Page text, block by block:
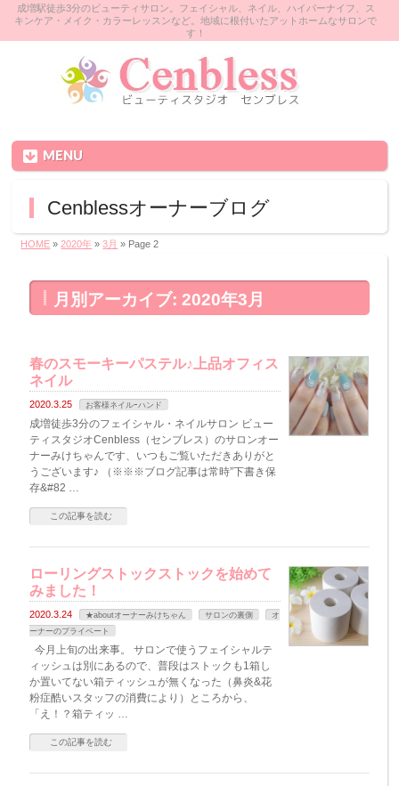
成増駅徒歩3分のビューティサロン。フェイシャル、ネイル、ハイパーナイフ、ス
キンケア・メイク・カラーレッスンなど。地域に根付いたアットホームなサロンで
す！
MENU
Cenblessオーナーブログ
HOME »2020年 »3月 » Page 2
月別アーカイブ: 2020年3月
春のスモーキーパステル♪上品オフィス
ネイル
2020.3.25 お客様ネイルｰハンド
成増徒歩3分のフェイシャル・ネイルサロン ビュー
ティスタジオCenbless（センブレス）のサロンオー
ナーみけちゃんです、いつもご覧いただきありがと
うございます♪ （※※※ブログ記事は常時”下書き保
存&#82 …
この記事を読む
ローリングストックストックを始めて
みました！
2020.3.24 ★aboutオーナーみけちゃん サロンの裏側
オ
ーナーのプライベート
今月上旬の出来事。 サロンで使うフェイシャルテ
ィッシュは別にあるので、普段はストックも1箱し
か置いてない箱ティッシュが無くなった（鼻炎&花
粉症酷いスタッフの消費により）ところから、
「え！？箱ティッ …
この記事を読む